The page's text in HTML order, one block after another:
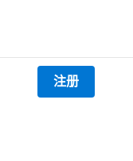
注册